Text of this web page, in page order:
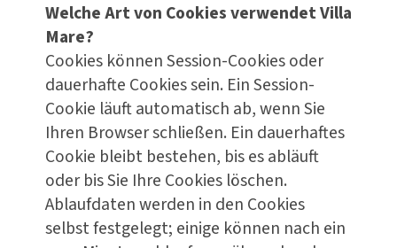
Welche Art von Cookies verwendet Villa
Mare?
Cookies können Session-Cookies oder
dauerhafte Cookies sein. Ein Session-
Cookie läuft automatisch ab, wenn Sie
Ihren Browser schließen. Ein dauerhaftes
Cookie bleibt bestehen, bis es abläuft
oder bis Sie Ihre Cookies löschen.
Ablaufdaten werden in den Cookies
selbst festgelegt; einige können nach ein